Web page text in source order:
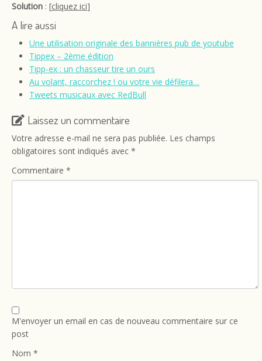
Solution : [cliquez ici]
A lire aussi
Une utilisation originale des bannières pub de youtube
Tippex – 2ème édition
Tipp-ex : un chasseur tire un ours
Au volant, raccorchez ! ou votre vie défilera…
Tweets musicaux avec RedBull
Laissez un commentaire
Votre adresse e-mail ne sera pas publiée. Les champs
obligatoires sont indiqués avec *
Commentaire *
M'envoyer un email en cas de nouveau commentaire sur ce
post
Nom *